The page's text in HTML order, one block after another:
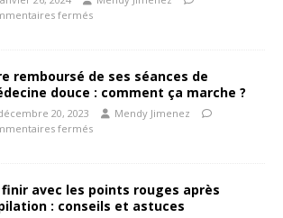
fermés
remboursé de ses séances de
douce : comment ça marche ?
20, 2023
Mendy Jimenez
fermés
finir avec les points rouges après
: conseils et astuces